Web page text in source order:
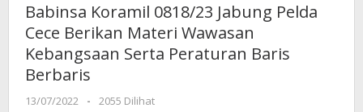
Babinsa Koramil 0818/23 Jabung Pelda
Cece Berikan Materi Wawasan
Kebangsaan Serta Peraturan Baris
Berbaris
13/07/2022
oleh
-
2055 Dilihat